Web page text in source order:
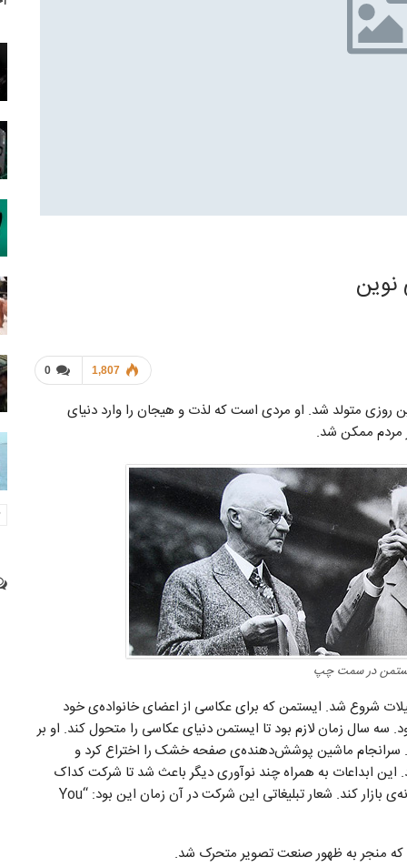
نوین
0 1,807
کداک 160 سال پیش در چنین روزی متولد شد. او مردی است که لذت و هیجان را وارد دنیای
مردم ممکن شد.
در سمت چپ
شروع شد. ایستمن که برای عکاسی از اعضای خانواده‌ی خود
سه سال زمان لازم بود تا ایستمن دنیای عکاسی را متحول کند. او بر
سرانجام ماشین پوشش‌دهنده‌ی صفحه خشک را اختراع کرد و
این ابداعات به همراه چند نوآوری دیگر باعث شد تا شرکت کداک
دوربین‌های کوچک با کارایی بسیار ساده را در سال 1888 روانه‌ی بازار کند. شعار تبلیغاتی این شرکت در آن زمان این بود: “You
که منجر به ظهور صنعت تصویر متحرک شد.